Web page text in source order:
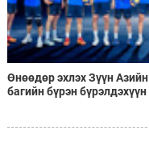
Өнөөдөр эхлэх Зүүн
багийн бүрэн бүрэлдэхүүн